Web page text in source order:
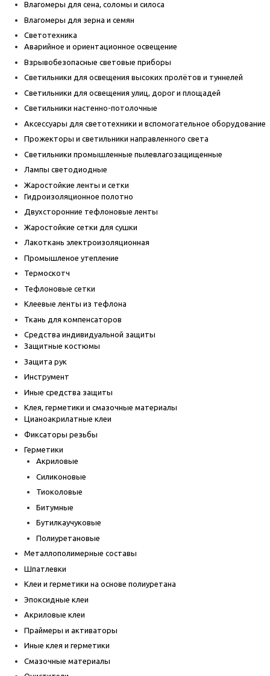
Влагомеры для сена, соломы и силоса
Влагомеры для зерна и семян
Светотехника
Аварийное и ориентационное освещение
Взрывобезопасные световые приборы
Светильники для освещения высоких пролётов и туннелей
Светильники для освещения улиц, дорог и площадей
Светильники настенно-потолочные
Аксессуары для светотехники и вспомогательное оборудование
Прожекторы и светильники направленного света
Светильники промышленные пылевлагозащищенные
Лампы светодиодные
Жаростойкие ленты и сетки
Гидроизоляционное полотно
Двухсторонние тефлоновые ленты
Жаростойкие сетки для сушки
Лакоткань электроизоляционная
Промышленое утепление
Термоскотч
Тефлоновые сетки
Клеевые ленты из тефлона
Ткань для компенсаторов
Средства индивидуальной защиты
Защитные костюмы
Защита рук
Инструмент
Иные средства защиты
Клея, герметики и смазочные материалы
Цианоакрилатные клеи
Фиксаторы резьбы
Герметики
Акриловые
Силиконовые
Тиоколовые
Битумные
Бутилкаучуковые
Полиуретановые
Металлополимерные составы
Шпатлевки
Клеи и герметики на основе полиуретана
Эпоксидные клеи
Акриловые клеи
Праймеры и активаторы
Иные клея и герметики
Смазочные материалы